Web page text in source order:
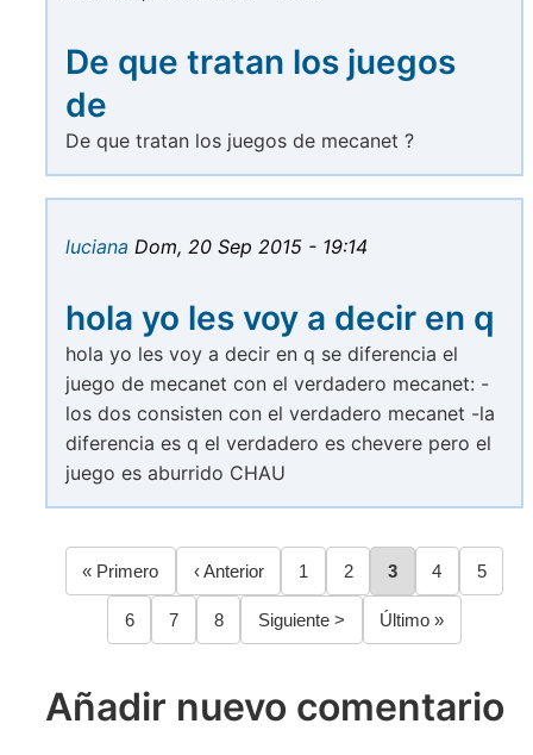
De que tratan los juegos
de
De que tratan los juegos de mecanet ?
luciana Dom, 20 Sep 2015 - 19:14
hola yo les voy a decir en q
hola yo les voy a decir en q se diferencia el
juego de mecanet con el verdadero mecanet: -
los dos consisten con el verdadero mecanet -la
diferencia es q el verdadero es chevere pero el
juego es aburrido CHAU
Paginación
Primera
página
« Primero
Página
anterior
‹ Anterior Página
1 Página
2 Página
3 Página
4 Página
5
Página
6 Página
7 Página
8
Siguiente
página
Siguiente >
Última
página
Último »
Añadir nuevo comentario